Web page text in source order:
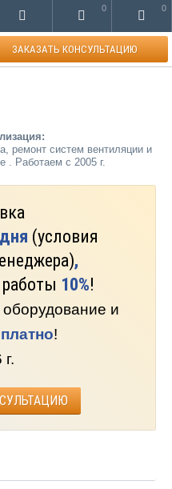
0 0
ремонт систем вентиляции и
. Работаем с 2005 г.
ЗАКАЗАТЬ КОНСУЛЬТАЦИЮ
(условия
,
работы 10%!
и
!